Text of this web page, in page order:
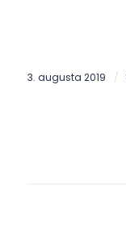
3. augusta 2019 /